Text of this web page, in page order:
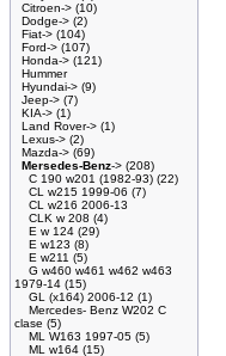
Citroen-> (10)
Dodge-> (2)
Fiat-> (104)
Ford-> (107)
Honda-> (121)
Hummer
Hyundai-> (9)
Jeep-> (7)
KIA-> (1)
Land Rover-> (1)
Lexus-> (2)
Mazda-> (69)
Mersedes-Benz-> (208)
C 190 w201 (1982-93) (22)
CL w215 1999-06 (7)
CL w216 2006-13
CLK w 208 (4)
E w 124 (29)
E w123 (8)
E w211 (5)
G w460 w461 w462 w463
1979-14 (15)
GL (x164) 2006-12 (1)
Mercedes- Benz W202 C
clase (5)
ML W163 1997-05 (5)
ML w164 (15)